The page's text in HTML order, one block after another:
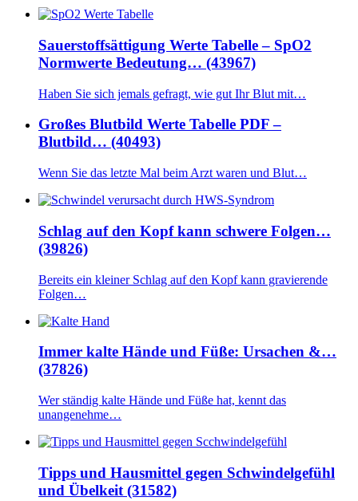
Sauerstoffsättigung Werte Tabelle – SpO2
Normwerte Bedeutung… (43967)
Haben Sie sich jemals gefragt, wie gut Ihr Blut mit…
Großes Blutbild Werte Tabelle PDF –
Blutbild… (40493)
Wenn Sie das letzte Mal beim Arzt waren und Blut…
Schlag auf den Kopf kann schwere Folgen…
(39826)
Bereits ein kleiner Schlag auf den Kopf kann gravierende
Folgen…
Immer kalte Hände und Füße: Ursachen &…
(37826)
Wer ständig kalte Hände und Füße hat, kennt das
unangenehme…
Tipps und Hausmittel gegen Schwindelgefühl
und Übelkeit (31582)